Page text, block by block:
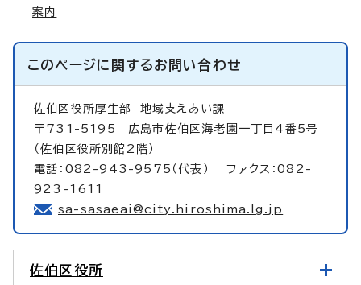
案内
このページに関するお問い合わせ
佐伯区役所厚生部 地域支えあい課
〒731-5195 広島市佐伯区海老園一丁目4番5号
（佐伯区役所別館2階）
電話：082-943-9575（代表） ファクス：082-
923-1611
sa-sasaeai@city.hiroshima.lg.jp
佐伯区役所